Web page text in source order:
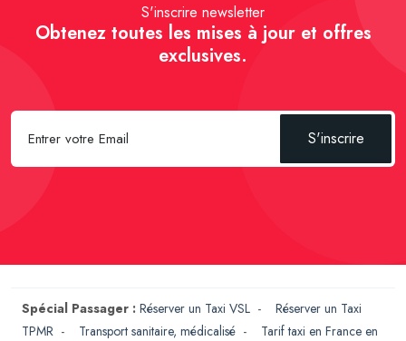
S'inscrire newsletter
Obtenez toutes les mises à jour et offres
exclusives.
S'inscrire
Spécial Passager : Réserver un Taxi VSL - Réserver un Taxi
TPMR - Transport sanitaire, médicalisé - Tarif taxi en France en